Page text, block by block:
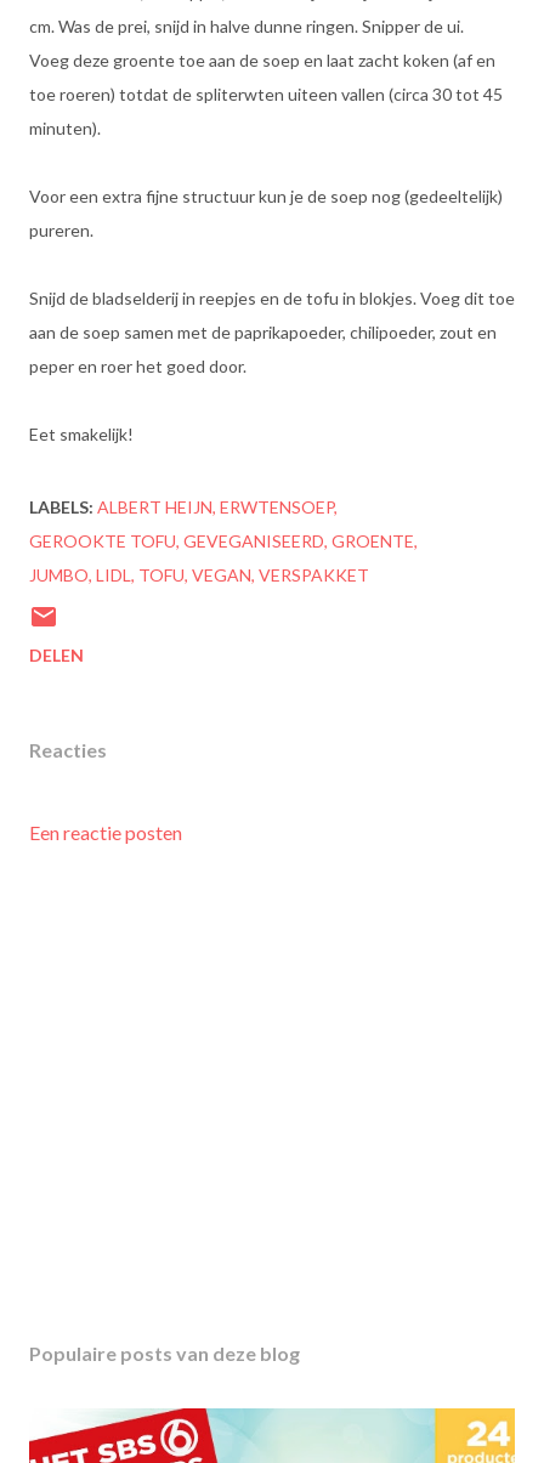
cm. Was de prei, snijd in halve dunne ringen. Snipper de ui.
Voeg deze groente toe aan de soep en laat zacht koken (af en
toe roeren) totdat de spliterwten uiteen vallen (circa 30 tot 45
minuten).
Voor een extra fijne structuur kun je de soep nog (gedeeltelijk)
pureren.
Snijd de bladselderij in reepjes en de tofu in blokjes. Voeg dit toe
aan de soep samen met de paprikapoeder, chilipoeder, zout en
peper en roer het goed door.
Eet smakelijk!
LABELS: ALBERT HEIJN ERWTENSOEP
GEROOKTE TOFU GEVEGANISEERD GROENTE
JUMBO LIDL TOFU VEGAN VERSPAKKET
DELEN
Reacties
Een reactie posten
Populaire posts van deze blog